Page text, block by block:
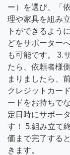
ー）を選び、「
理や家具を組み
トができるよう
どをサポーター
も可能です。 3.
たら、依頼者様
まりましたら、
クレジットカー
ードをお持ちで
定日時にサポー
す！ 5.組み立て
価まで完了する
きます。